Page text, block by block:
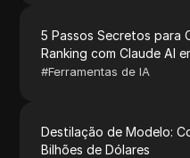
5 Passos Secretos para
Ranking com Claude AI
#Ferramentas de IA
Destilação de Modelo:
Bilhões de Dólares